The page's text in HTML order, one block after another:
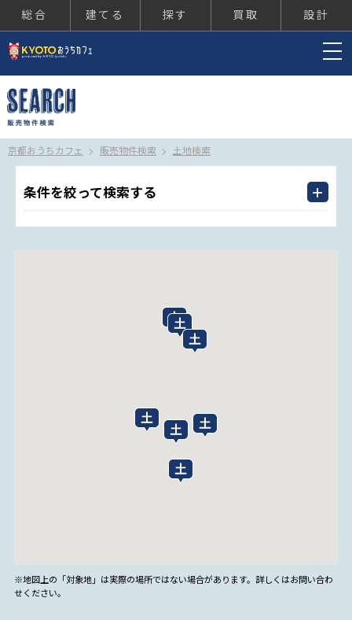
総合 建てる 探す 買取 設計
京都おうちカフェ 販売物件検索 土地検索
条件を絞って検索する
※地図上の「対象地」は実際の場所ではない場合があります。詳しくはお問い合わ
せください。